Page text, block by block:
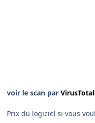
voir le scan par
Prix du logiciel si vous